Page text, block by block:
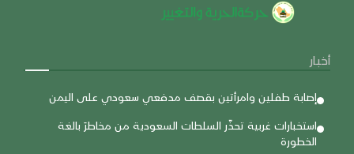
أخبار
إصابة طفلين وامرأتين بقصف مدفعي سعودي على اليمن
استخبارات غربية تحذّر السلطات السعودية من مخاطرَ بالغة
الخطورة